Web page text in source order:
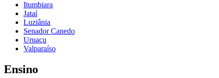
Itumbiara
Jataí
Luziânia
Senador Canedo
Uruaçu
Valparaíso
Ensino